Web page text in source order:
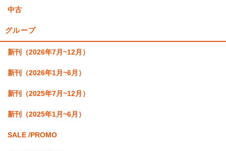
中古
グループ
新刊（2026年7月~12月）
新刊（2026年1月~6月）
新刊（2025年7月~12月）
新刊（2025年1月~6月）
SALE /PROMO